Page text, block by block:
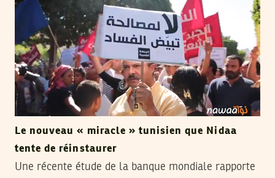
Le nouveau « miracle » tunisien que Nidaa
tente de réinstaurer
Une récente étude de la banque mondiale rapporte